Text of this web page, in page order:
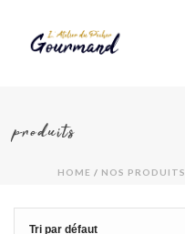
produits
HOME / NOS PRODUITS